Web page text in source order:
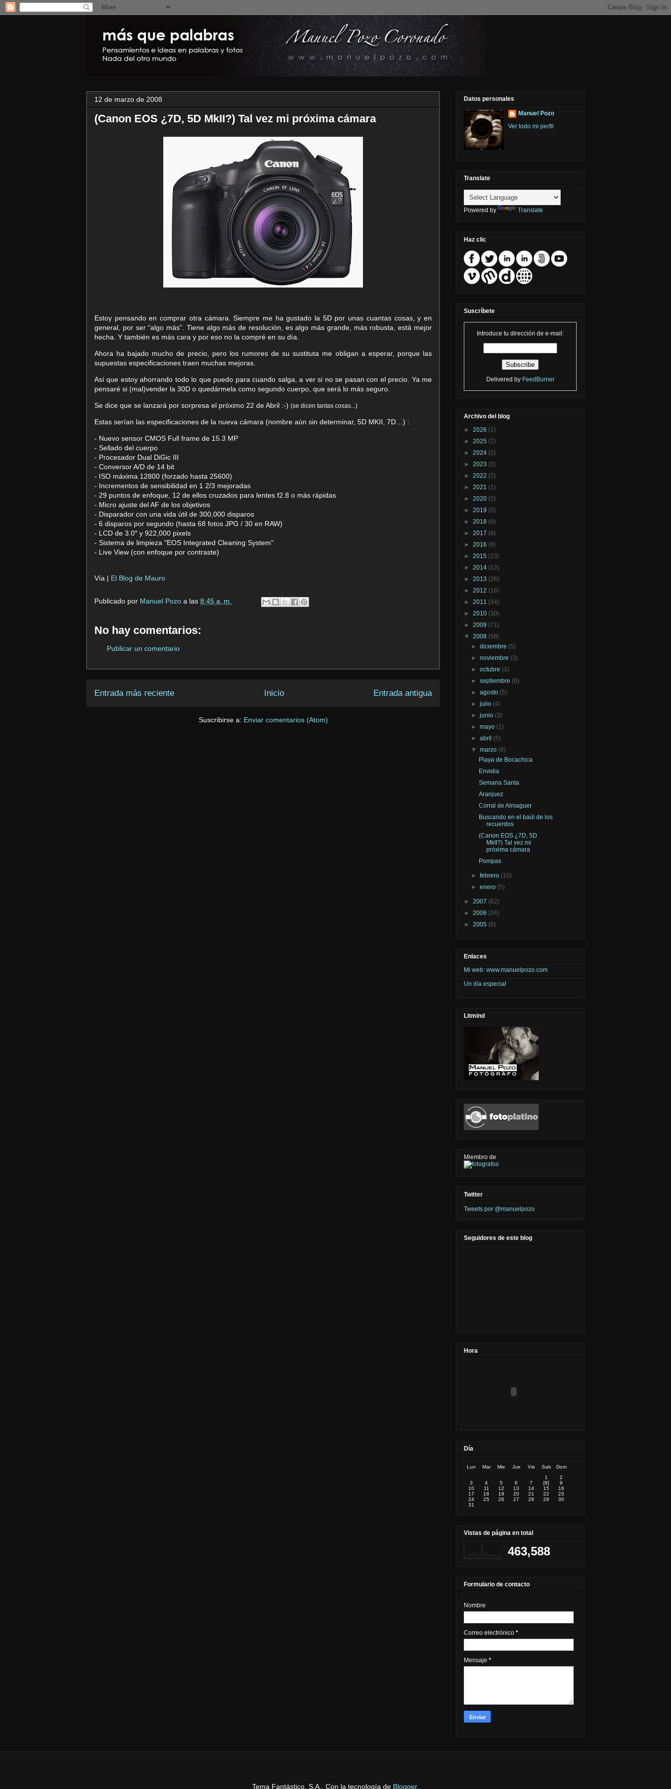
12 de marzo de 2008
(Canon EOS ¿7D, 5D MkII?) Tal vez mi próxima cámara
Estoy pensando en comprar otra cámara. Siempre me ha gustado la 5D por unas cuantas cosas, y en
general, por ser “algo más”. Tiene algo más de resolución, es algo más grande, más robusta, está mejor
hecha. Y también es más cara y por eso no la compré en su día.
Ahora ha bajado mucho de precio, pero los rumores de su sustituta me obligan a esperar, porque las
supuestas especificaciones traen muchas mejoras.
Así que estoy ahorrando todo lo que puedo para cuando salga, a ver si no se pasan con el precio. Ya me
pensaré si (mal)vender la 30D o quedármela como segundo cuerpo, que será lo más seguro.
Se dice que se lanzará por sorpresa el próximo 22 de Abril :-) (se dicen tantas cosas...)
Estas serían las especificaciones de la nueva cámara (nombre aún sin determinar, 5D MKII, 7D…) :
- Nuevo sensor CMOS Full frame de 15.3 MP
- Sellado del cuerpo
- Procesador Dual DiGic III
- Conversor A/D de 14 bit
- ISO máxima 12800 (forzado hasta 25600)
- Incrementos de sensibilidad en 1 2/3 mejoradas
- 29 puntos de enfoque, 12 de ellos cruzados para lentes f2.8 o más rápidas
- Micro ajuste del AF de los objetivos
- Disparador con una vida útil de 300,000 disparos
- 6 disparos por segundo (hasta 68 fotos JPG / 30 en RAW)
- LCD de 3.0″ y 922,000 pixels
- Sistema de limpieza "EOS Integrated Cleaning System"
- Live View (con enfoque por contraste)
Vía | El Blog de Mauro
Publicado por Manuel Pozo a las 8:45 a. m.
No hay comentarios:
Publicar un comentario
Entrada más reciente Entrada antigua
Inicio
Suscribirse a: Enviar comentarios (Atom)
Datos personales
Manuel Pozo
Ver todo mi perfil
Translate
Powered by Translate
Haz clic
Suscríbete
Introduce tu dirección de e-mail:
Delivered by FeedBurner
Archivo del blog
► 2026 (1)
► 2025 (2)
► 2024 (2)
► 2023 (3)
► 2022 (2)
► 2021 (1)
► 2020 (2)
► 2019 (5)
► 2018 (6)
► 2017 (4)
► 2016 (9)
► 2015 (23)
► 2014 (12)
► 2013 (26)
► 2012 (16)
► 2011 (34)
► 2010 (30)
► 2009 (71)
▼ 2008 (58)
►diciembre (5)
►noviembre (3)
►octubre (3)
►septiembre (6)
►agosto (5)
►julio (4)
►junio (3)
►mayo (1)
►abril (5)
▼marzo (8)
Playa de Bocachica
Envidia
Semana Santa
Aranjuez
Corral de Almaguer
Buscando en el baúl de los
recuerdos
(Canon EOS ¿7D, 5D
MkII?) Tal vez mi
próxima cámara
Pompas
►febrero (10)
►enero (5)
► 2007 (62)
► 2006 (34)
► 2005 (6)
Enlaces
Mi web: www.manuelpozo.com
Un día especial
Litmind
Miembro de
Twitter
Tweets por @manuelpozo
Seguidores de este blog
Hora
Día
Lun Mar Mie Jue Vie Sab
Dom
1
2
3
4 5 6 7 [8]
9
10
11 12 13 14 15
16
17
18 19 20 21 22
23
24
25 26 27 28 29
30
31
Vistas de página en total
463,588
Formulario de contacto
Nombre
Correo electrónico *
Mensaje *
Tema Fantástico, S.A.. Con la tecnología de Blogger.